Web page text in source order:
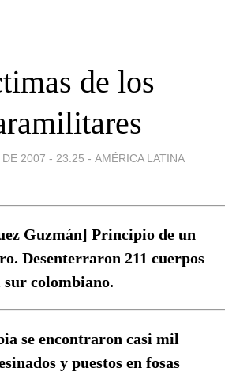
de los
2007 - 23:25 - AMÉRICA LATINA
Guzmán] Principio de un
Desenterraron 211 cuerpos
sur colombiano.
se encontraron casi mil
y puestos en fosas